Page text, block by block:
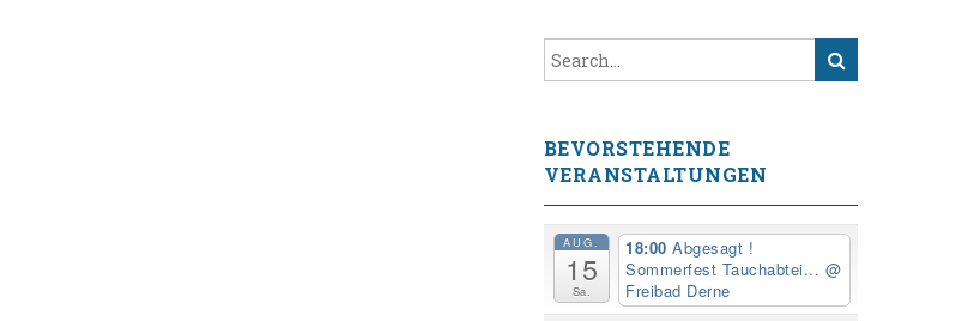
BEVORSTEHENDE
VERANSTALTUNGEN
AUG.
15
Sa.
18:00Abgesagt !
Sommerfest Tauchabtei... @
Freibad Derne